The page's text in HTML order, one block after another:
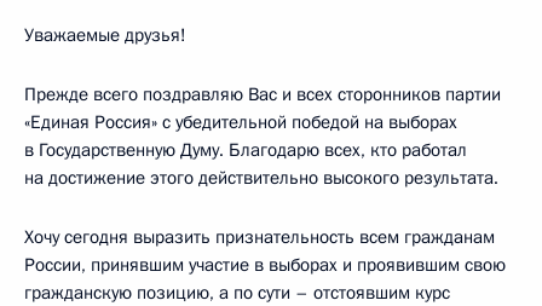
Уважаемые друзья!
Прежде всего поздравляю Вас и всех сторонников партии
«Единая Россия» с убедительной победой на выборах
в Государственную Думу. Благодарю всех, кто работал
на достижение этого действительно высокого результата.
Хочу сегодня выразить признательность всем гражданам
России, принявшим участие в выборах и проявившим свою
гражданскую позицию, а по сути – отстоявшим курс